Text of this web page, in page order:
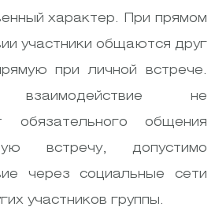
характер. При прямом
участники общаются друг
при личной встрече.
взаимодействие не
обязательного общения
встречу, допустимо
через социальные сети
участников группы.